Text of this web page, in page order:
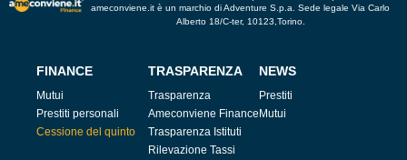
ameconviene.it è un marchio di Adventure S.p.a. Sede legale Via Carlo
Alberto 18/C-ter, 10123,Torino.
FINANCE
Mutui
Prestiti personali
Cessione del quinto
TRASPARENZA
Trasparenza
Ameconviene Finance
Trasparenza Istituti
Rilevazione Tassi
NEWS
Prestiti
Mutui